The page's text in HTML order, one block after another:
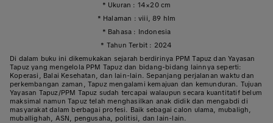
* Ukuran : 14×20 cm
* Halaman : viii, 89 hlm
* Bahasa : Indonesia
* Tahun Terbit : 2024
Di dalam buku ini dikemukakan sejarah berdirinya PPM Tapuz dan Yayasan
Tapuz yang mengelola PPM Tapuz dan bidang-bidang lainnya seperti:
Koperasi, Balai Kesehatan, dan lain-lain. Sepanjang perjalanan waktu dan
perkembangan zaman, Tapuz mengalami kemajuan dan kemunduran. Tujuan
Yayasan Tapuz/PPM Tapuz sudah tercapai walaupun secara kuantitatif belum
maksimal namun Tapuz telah menghasilkan anak didik dan mengabdi di
masyarakat dalam berbagai profesi. Baik sebagai calon ulama, mubaligh,
muballighah, ASN, pengusaha, politisi, dan lain-lain.